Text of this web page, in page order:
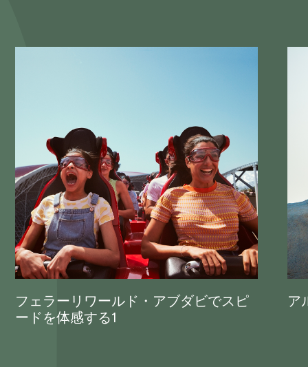
フェラーリワールド・アブダビでスピ
ードを体感する1
ア